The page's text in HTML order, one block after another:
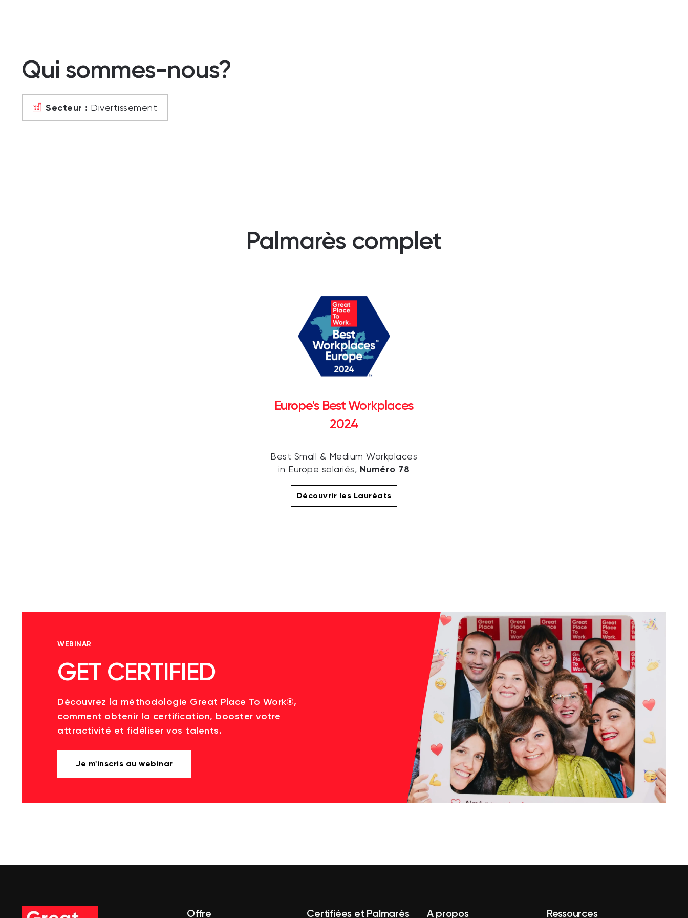
Qui sommes-nous?
Secteur : Divertissement
Palmarès complet
Europe's Best Workplaces
2024
Best Small & Medium Workplaces
in Europe salariés, Numéro 78
Découvrir les Lauréats
WEBINAR
GET CERTIFIED
Découvrez la méthodologie Great Place To Work®,
comment obtenir la certification, booster votre
attractivité et fidéliser vos talents.
Je m'inscris au webinar
Offre Certifiées et Palmarès A propos Ressources